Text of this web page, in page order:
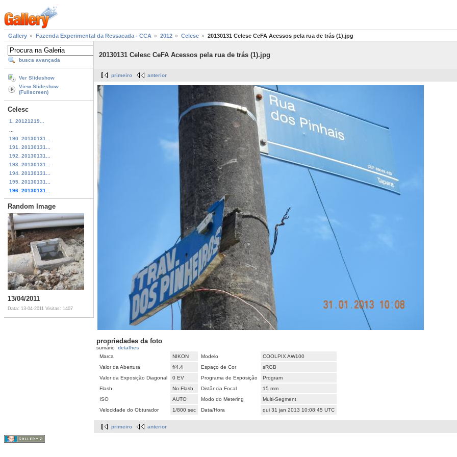
Gallery Fazenda Experimental da Ressacada - CCA 2012 Celesc 20130131 Celesc CeFA Acessos pela rua de trás (1).jpg
busca avançada
Ver Slideshow
View Slideshow
(Fullscreen)
Celesc
1. 20121219...
190. 20130131...
191. 20130131...
192. 20130131...
193. 20130131...
194. 20130131...
195. 20130131...
196. 20130131...
Random Image
13/04/2011
Data: 13-04-2011 Visitas: 1407
20130131 Celesc CeFA Acessos pela rua de trás (1).jpg
primeiro anterior
propriedades da foto
sumário detalhes
Marca
NIKON Modelo
COOLPIX AW100
Valor da Abertura
f/4,4 Espaço de Cor
sRGB
Valor da Exposição Diagonal
0 EV Programa de Exposição
Program
Flash
No Flash Distância Focal
15 mm
ISO
AUTO Modo do Metering
Multi-Segment
Velocidade do Obturador
1/800 sec Data/Hora qui 31 jan 2013 10:08:45 UTC
primeiro anterior